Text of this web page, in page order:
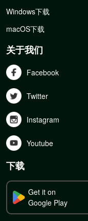
Windows下载
macOS下载
关于我们
Facebook
Twitter
Instagram
Youtube
下载
Get it on
Google Play